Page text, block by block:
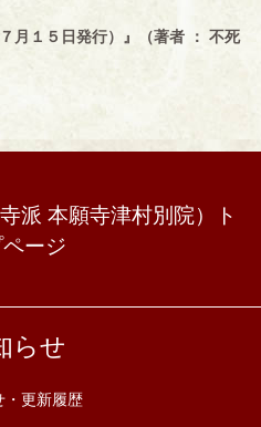
月１５日発行）』（著者 ： 不死
派 本願寺津村別院）ト
ページ
らせ
・更新履歴